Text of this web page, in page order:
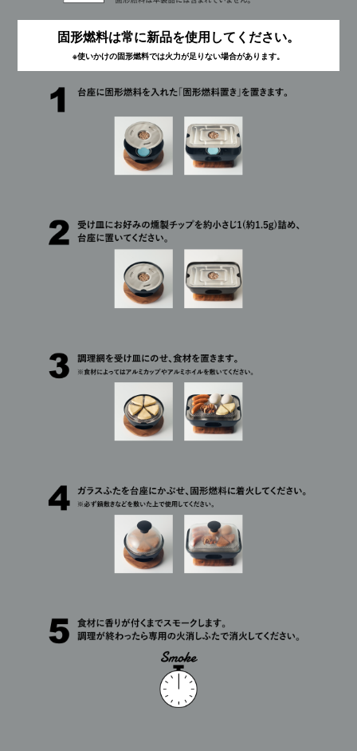
固形燃料は常に新品を使用してください。
※使いかけの固形燃料では火力が足りない場合があります。